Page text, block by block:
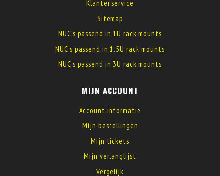
Klantenservice
Sitemap
NUC's passend in 1U rack mounts
NUC's passend in 1.5U rack mounts
NUC's passend in 3U rack mounts
MIJN ACCOUNT
Account informatie
Mijn bestellingen
Mijn tickets
Mijn verlanglijst
Vergelijk